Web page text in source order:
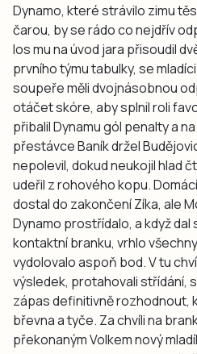
Dynamo, které strávilo zimu
čarou, by se rádo co nejdřív
los mu na úvod jara přisoudil
prvního týmu tabulky, se
soupeře měli dvojnásobnou
otáčet skóre, aby splnil roli
přibalil Dynamu gól penalty a
přestávce Baník držel
nepolevil, dokud neukojil hlad
udeřil z rohového kopu.
dostal do zakončení Zíka, ale
Dynamo prostřídalo, a když
kontaktní branku, vrhlo
vydolovalo aspoň bod. V tu
výsledek, protahovali střídání,
zápas definitivně rozhodnout,
břevna a tyče. Za chvíli na
překonaným Volkem nový